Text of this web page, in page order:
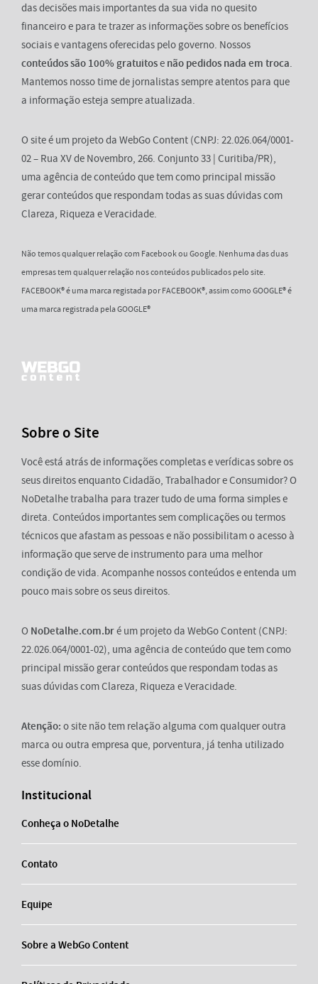
das decisões mais importantes da sua vida no quesito
financeiro e para te trazer as informações sobre os benefícios
sociais e vantagens oferecidas pelo governo. Nossos
conteúdos são 100% gratuitose não pedidos nada em troca.
Mantemos nosso time de jornalistas sempre atentos para que
a informação esteja sempre atualizada.
O site é um projeto da WebGo Content (CNPJ: 22.026.064/0001-
02 – Rua XV de Novembro, 266. Conjunto 33 | Curitiba/PR),
uma agência de conteúdo que tem como principal missão
gerar conteúdos que respondam todas as suas dúvidas com
Clareza, Riqueza e Veracidade.
Não temos qualquer relação com Facebook ou Google. Nenhuma das duas
empresas tem qualquer relação nos conteúdos publicados pelo site.
FACEBOOK® é uma marca registada por FACEBOOK®, assim como GOOGLE® é
uma marca registrada pela GOOGLE®
Sobre o Site
Você está atrás de informações completas e verídicas sobre os
seus direitos enquanto Cidadão, Trabalhador e Consumidor? O
NoDetalhe trabalha para trazer tudo de uma forma simples e
direta. Conteúdos importantes sem complicações ou termos
técnicos que afastam as pessoas e não possibilitam o acesso à
informação que serve de instrumento para uma melhor
condição de vida. Acompanhe nossos conteúdos e entenda um
pouco mais sobre os seus direitos.
O NoDetalhe.com.bré um projeto da WebGo Content (CNPJ:
22.026.064/0001-02), uma agência de conteúdo que tem como
principal missão gerar conteúdos que respondam todas as
suas dúvidas com Clareza, Riqueza e Veracidade.
Atenção: o site não tem relação alguma com qualquer outra
marca ou outra empresa que, porventura, já tenha utilizado
esse domínio.
Institucional
Conheça o NoDetalhe
Contato
Equipe
Sobre a WebGo Content